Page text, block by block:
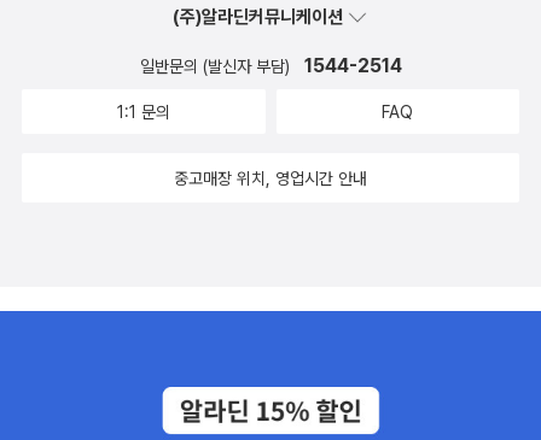
(주)알라딘커뮤니케이션
일반문의 (발신자 부담) 1544-2514
1:1 문의 FAQ
중고매장 위치, 영업시간 안내